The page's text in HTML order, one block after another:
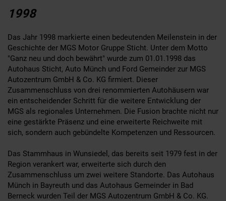
1998
Das Jahr 1998 markierte einen bedeutenden Meilenstein in der
Geschichte der MGS Motor Gruppe Sticht. Unter dem Motto
"Ganz neu und doch bewährt" wurde zum 01.01.1998 das
Autohaus Sticht, Auto Münch und Ford Gemeinder zur MGS
Autozentrum GmbH & Co. KG firmiert. Dieser
Zusammenschluss von drei renommierten Autohäusern war
ein entscheidender Schritt für die weitere Entwicklung der
MGS als regionales Unternehmen. Die Fusion brachte nicht nur
eine gestärkte Präsenz und eine erweiterte Reichweite mit
sich, sondern auch gebündelte Kompetenzen und Ressourcen.
Das Stammhaus in Wunsiedel, das bereits seit 1979 fest in der
Region verankert war, erweiterte sich durch den
Zusammenschluss um zwei weitere Standorte. Das Autohaus
Münch in Bayreuth und das Autohaus Gemeinder in Bad
Berneck wurden Teil der MGS Autozentrum GmbH & Co. KG.